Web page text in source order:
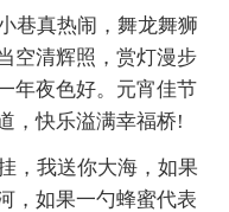
巷真热闹，舞龙舞狮
空清辉照，赏灯漫步
年夜色好。元宵佳节
，快乐溢满幸福桥!
，我送你大海，如果
，如果一勺蜂蜜代表